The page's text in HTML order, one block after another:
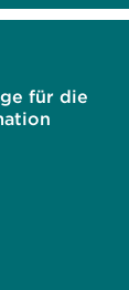
für die